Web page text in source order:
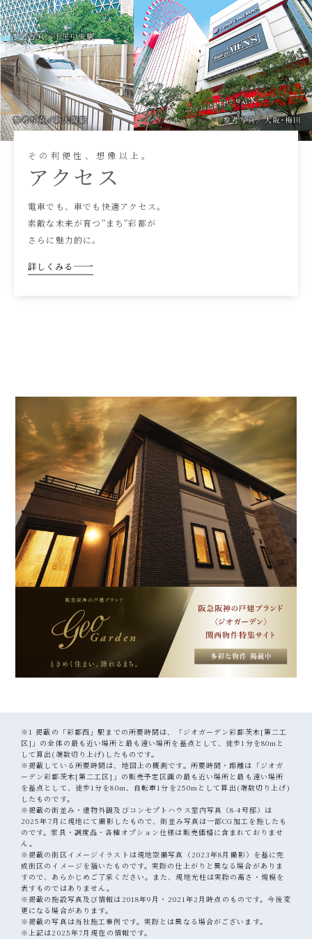
そ の 利 便性 、 想像 以 上。
ア ク セ ス
電車でも、車でも快適アクセス。
素敵な未来が育つ”まち”彩都が
さらに魅力的に。
詳しくみる
※1 掲載の「彩都西」駅までの所要時間は、「ジオガーデン彩都茨木[第二工
区]」の全体の最も近い場所と最も遠い場所を基点として、徒歩1分を80mと
して算出(端数切り上げ)したものです。
※掲載している所要時間は、地図上の概測です。所要時間・距離は「ジオガ
ーデン彩都茨木[第二工区]」の販売予定区画の最も近い場所と最も遠い場所
を基点として、徒歩1分を80m、自転車1分を250mとして算出(端数切り上げ)
したものです。
※掲載の街並み・建物外観及びコンセプトハウス室内写真（8-4号邸）は
2025年7月に現地にて撮影したもので、街並み写真は一部CG加工を施したも
のです。家具・調度品・各種オプション仕様は販売価格に含まれておりませ
ん。
※掲載の街区イメージイラストは現地空撮写真（2023年8月撮影）を基に完
成街区のイメージを描いたものです。実際の仕上がりと異なる場合がありま
すので、あらかじめご了承ください。また、現地光柱は実際の高さ・規模を
表すものではありません。
※掲載の施設写真及び情報は2018年9月・2021年2月時点のものです。今後変
更になる場合があります。
※掲載の写真は当社施工事例です。実際とは異なる場合がございます。
※上記は2025年7月現在の情報です。